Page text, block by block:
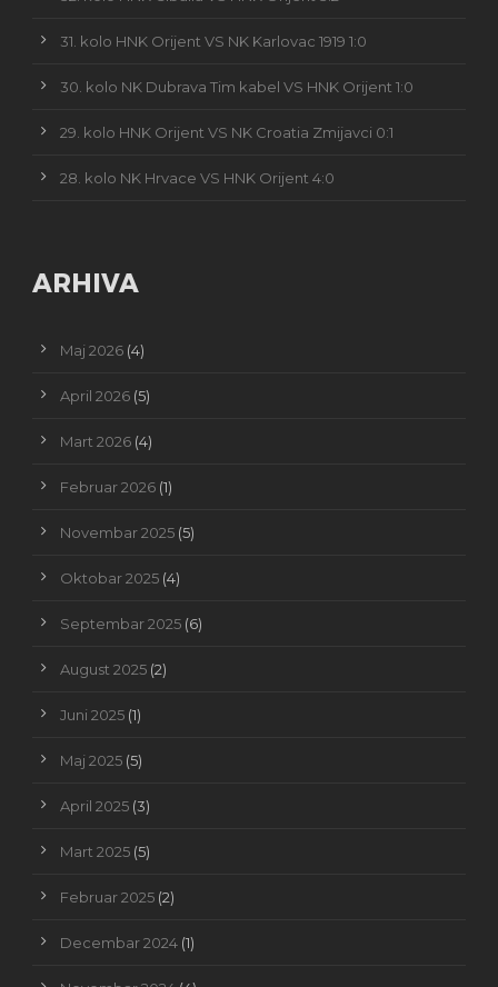
31. kolo HNK Orijent VS NK Karlovac 1919 1:0
30. kolo NK Dubrava Tim kabel VS HNK Orijent 1:0
29. kolo HNK Orijent VS NK Croatia Zmijavci 0:1
28. kolo NK Hrvace VS HNK Orijent 4:0
ARHIVA
Maj 2026 (4)
April 2026 (5)
Mart 2026 (4)
Februar 2026 (1)
Novembar 2025 (5)
Oktobar 2025 (4)
Septembar 2025 (6)
August 2025 (2)
Juni 2025 (1)
Maj 2025 (5)
April 2025 (3)
Mart 2025 (5)
Februar 2025 (2)
Decembar 2024 (1)